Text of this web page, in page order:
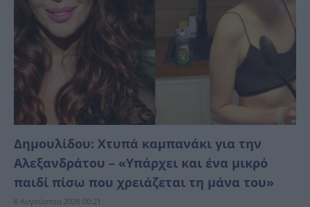
Δημουλίδου: Χτυπά καμπανάκι για την
Αλεξανδράτου – «Υπάρχει και ένα μικρό
παιδί πίσω που χρειάζεται τη μάνα του»
6 Αυγούστου 2026 00:21